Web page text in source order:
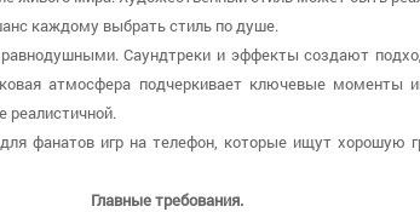
каждому выбрать стиль по душе.
Саундтреки и эффекты создают
атмосфера подчеркивает ключевые моменты
фанатов игр на телефон, которые ищут хорошую
Главные требования.